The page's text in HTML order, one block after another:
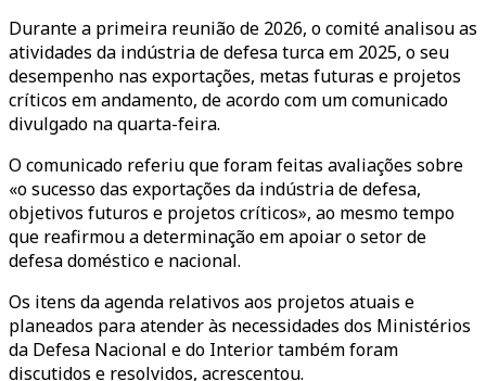
Durante a primeira reunião de 2026, o comité analisou as
atividades da indústria de defesa turca em 2025, o seu
desempenho nas exportações, metas futuras e projetos
críticos em andamento, de acordo com um comunicado
divulgado na quarta-feira.
O comunicado referiu que foram feitas avaliações sobre
«o sucesso das exportações da indústria de defesa,
objetivos futuros e projetos críticos», ao mesmo tempo
que reafirmou a determinação em apoiar o setor de
defesa doméstico e nacional.
Os itens da agenda relativos aos projetos atuais e
planeados para atender às necessidades dos Ministérios
da Defesa Nacional e do Interior também foram
discutidos e resolvidos, acrescentou.